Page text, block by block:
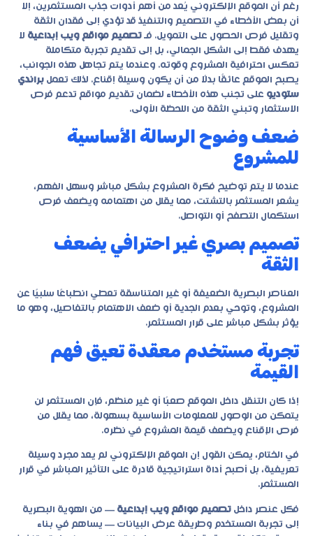
رغم أن الموقع الإلكتروني يُعد من أهم أدوات جذب المستثمرين، إلا
أن بعض الأخطاء في التصميم والتنفيذ قد تؤدي إلى فقدان الثقة
وتقليل فرص الحصول على التمويل. فـ تصميم مواقع ويب إبداعية لا
يهدف فقط إلى الشكل الجمالي، بل إلى تقديم تجربة متكاملة
تعكس احترافية المشروع وقوته. وعندما يتم تجاهل هذه الجوانب،
يصبح الموقع عائقًا بدلًا من أن يكون وسيلة إقناع. لذلك تعمل براندي
ستوديو على تجنب هذه الأخطاء لضمان تقديم مواقع تدعم فرص
الاستثمار وتبني الثقة من اللحظة الأولى.
ضعف وضوح الرسالة الأساسية
للمشروع
عندما لا يتم توضيح فكرة المشروع بشكل مباشر وسهل الفهم،
يشعر المستثمر بالتشتت، مما يقلل من اهتمامه ويضعف فرص
استكمال التصفح أو التواصل.
تصميم بصري غير احترافي يضعف
الثقة
العناصر البصرية الضعيفة أو غير المتناسقة تعطي انطباعًا سلبيًا عن
المشروع، وتوحي بعدم الجدية أو ضعف الاهتمام بالتفاصيل، وهو ما
يؤثر بشكل مباشر على قرار المستثمر.
تجربة مستخدم معقدة تعيق فهم
القيمة
إذا كان التنقل داخل الموقع صعبًا أو غير منظم، فإن المستثمر لن
يتمكن من الوصول للمعلومات الأساسية بسهولة، مما يقلل من
فرص الإقناع ويضعف قيمة المشروع في نظره.
في الختام، يمكن القول إن الموقع الإلكتروني لم يعد مجرد وسيلة
تعريفية، بل أصبح أداة استراتيجية قادرة على التأثير المباشر في قرار
المستثمر.
فكل عنصر داخل تصميم مواقع ويب إبداعية — من الهوية البصرية
إلى تجربة المستخدم وطريقة عرض البيانات — يساهم في بناء